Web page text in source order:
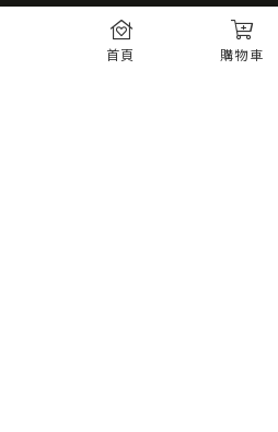
首頁 購物車